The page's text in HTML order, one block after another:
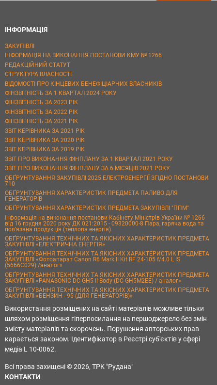
ІНФОРМАЦІЯ
ЗАКУПІВЛІ
ІНФОРМАЦІЯ НА ВИКОНАННЯ ПОСТАНОВИ КМУ № 1266
РЕДАКЦІЙНИЙ СТАТУТ
СТРУКТУРА ВЛАСНОСТІ
ВІДОМОСТІ ПРО КІНЦЕВИХ БЕНЕФІЦІАРНИХ ВЛАСНИКІВ
ФІНЗВІТНІСТЬ ЗА 1 КВАРТАЛ 2024 РОКУ
ФІНЗВІТНІСТЬ ЗА 2023 РІК
ФІНЗВІТНІСТЬ ЗА 2022 РІК
ФІНЗВІТНІСТЬ ЗА 2021 РІК
ЗВІТ КЕРІВНИКА ЗА 2021 РІК
ЗВІТ КЕРІВНИКА ЗА 2020 РІК
ЗВІТ КЕРІВНИКА ЗА 2019 РІК
ЗВІТ ПРО ВИКОНАННЯ ФІНПЛАНУ ЗА 1 КВАРТАЛ 2021 РОКУ
ЗВІТ ПРО ВИКОНАННЯ ФІНПЛАНУ ЗА 6 МІСЯЦІВ 2021 РОКУ
ОБҐРУНТУВАННЯ ЗАКУПІВЛІ 2025 ЕЛЕКТРОЕНЕРГІЇ ЗГІДНО ПОСТАНОВИ
710
ОБҐРУНТУВАННЯ ХАРАКТЕРИСТИК ПРЕДМЕТА ПАЛИВО ДЛЯ
ГЕНЕРАТОРІВ
ОБҐРУНТУВАННЯ ХАРАКТЕРИСТИК ПРЕДМЕТА ЗАКУПІВЛІ "ППМ"
Інформація на виконання постанови Кабінету Міністрів України № 1266
від 16 грудня 2020 року ДК 021:2015 - 09320000-8 Пара, гаряча вода та
пов’язана продукція (теплова енергія)
ОБҐРУНТУВАННЯ ТЕХНІЧНИХ ТА ЯКІСНИХ ХАРАКТЕРИСТИК ПРЕДМЕТА
ЗАКУПІВЛІ «ЕЛЕКТРИЧНА ЕНЕРГІЯ»
ОБҐРУНТУВАННЯ ТЕХНІЧНИХ ТА ЯКІСНИХ ХАРАКТЕРИСТИК ПРЕДМЕТА
ЗАКУПІВЛІ «Фотоапарат Canon R6 Mark II Kit RF 24-105 f/4.0 L IS
(5666C029) /аналог»
ОБҐРУНТУВАННЯ ТЕХНІЧНИХ ТА ЯКІСНИХ ХАРАКТЕРИСТИК ПРЕДМЕТА
ЗАКУПІВЛІ «PANASONIC DC-GH5 II Body (DC-GH5M2EE) / аналог»
ОБҐРУНТУВАННЯ ТЕХНІЧНИХ ТА ЯКІСНИХ ХАРАКТЕРИСТИК ПРЕДМЕТА
ЗАКУПІВЛІ «БЕНЗИН - 95 (ДЛЯ ГЕНЕРАТОРІВ)»
Використання розміщених на сайті матеріалів можливе тільки
шляхом розміщення гіперпосилання на першоджерело без змін
змісту матеріалів та скорочень. Порушення авторських прав
карається законом. Ідентифікатор в Реєстрі суб'єктів у сфері
медіа L 10-0062.
Всі права захищені © 2026, ТРК "Рудана"
КОНТАКТИ